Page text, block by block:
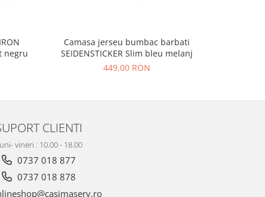
negru
Camasa jerseu bumbac barbati
SEIDENSTICKER Slim bleu melanj
449,00 RON
CLIENTI
vineri : 10.00 - 18.00
0737 018 877
0737 018 878